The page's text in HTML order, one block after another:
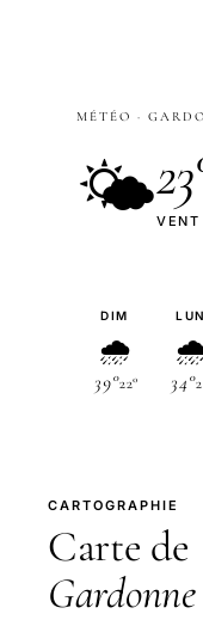
MÉTÉO ·
🌤
DIM
🌧
39°22°
LUN
34°
CARTOGRAPHIE
Carte de
Gardonne